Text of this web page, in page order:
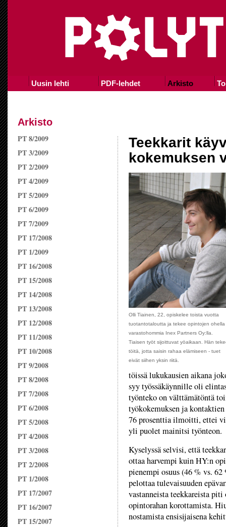
Uusin lehti PDF-lehdet Arkisto
Arkisto
PT 8/2009
PT 3/2009
PT 2/2009
PT 4/2009
PT 5/2009
PT 6/2009
PT 7/2009
PT 17/2008
PT 1/2009
PT 16/2008
PT 15/2008
PT 14/2008
PT 13/2008
PT 12/2008
PT 11/2008
PT 10/2008
PT 9/2008
PT 8/2008
PT 7/2008
PT 6/2008
PT 5/2008
PT 4/2008
PT 3/2008
PT 2/2008
PT 1/2008
PT 17/2007
PT 16/2007
PT 15/2007
Teekkarit
kokemuksen
Olli Tiainen, 22, opiskelee toista vuotta
tuotantotaloutta ja tekee opintojen ohella
varastohommia Inex Partners Oy:lla.
Tiaisen työt sijoittuvat yöaikaan. Hän
töitä, jotta saisin rahaa elämiseen - tuet
eivät siihen yksin riitä.
töissä lukukausien aikana
syy työssäkäynnille oli
työnteko on välttämätöntä
työkokemuksen ja
76 prosenttia ilmoitti, ettei
yli puolet mainitsi työnteon.
Kyselyssä selvisi, että
ottaa harvempi kuin HY:n
pienempi osuus (46 % vs.
pelottaa tulevaisuuden
vastanneista teekkareista
opintorahan korottamista.
nostamista ensisijaisena